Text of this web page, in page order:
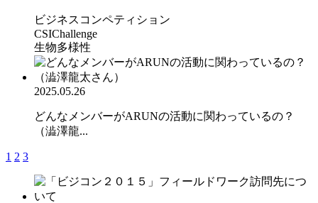
ビジネスコンペティション
CSIChallenge
生物多様性
2025.05.26
どんなメンバーがARUNの活動に関わっているの？
（澁澤龍...
1 2 3